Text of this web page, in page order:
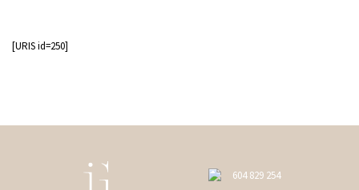
[URIS id=250]
604 829 254